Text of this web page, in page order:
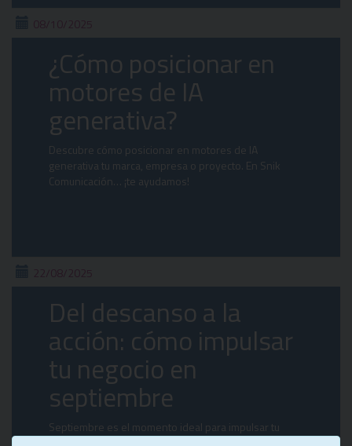
08/10/2025
¿Cómo posicionar en
motores de IA
generativa?
Descubre cómo posicionar en motores de IA
generativa tu marca, empresa o proyecto. En Snik
Comunicación… ¡te ayudamos!
22/08/2025
Del descanso a la
acción: cómo impulsar
tu negocio en
septiembre
Septiembre es el momento ideal para impulsar tu